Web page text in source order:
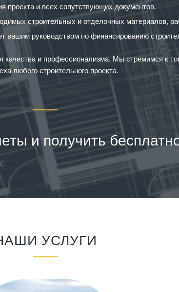
проекта и всех сопутствующих документов.
строительных и отделочных материалов,
вашим руководством по финансированию
и профессионализма. Мы стремимся к
любого строительного проекта.
и получить
УСЛУГИ